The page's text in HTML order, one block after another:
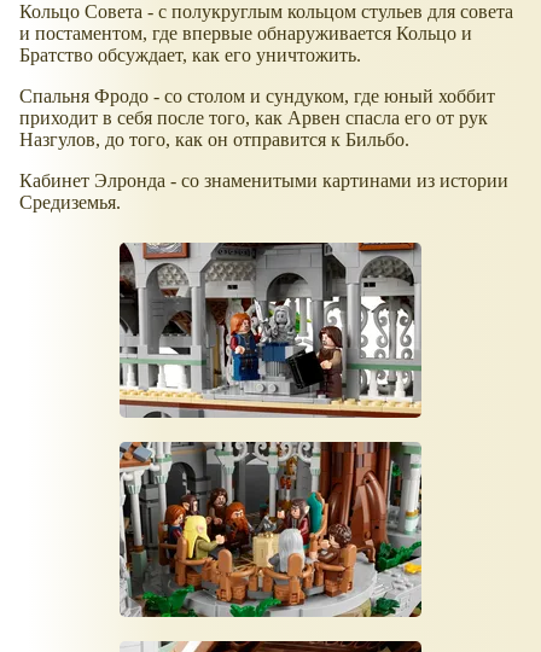
Кольцо Совета - с полукруглым кольцом стульев для совета
и постаментом, где впервые обнаруживается Кольцо и
Братство обсуждает, как его уничтожить.
Спальня Фродо - со столом и сундуком, где юный хоббит
приходит в себя после того, как Арвен спасла его от рук
Назгулов, до того, как он отправится к Бильбо.
Кабинет Элронда - со знаменитыми картинами из истории
Средиземья.